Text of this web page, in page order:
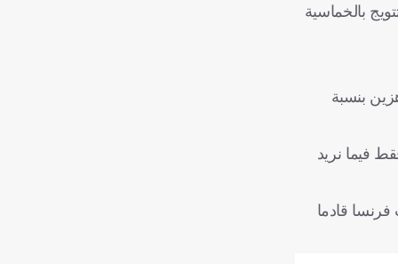
بالخماسية
بنسبة
فيما نريد
فرنسا قادما